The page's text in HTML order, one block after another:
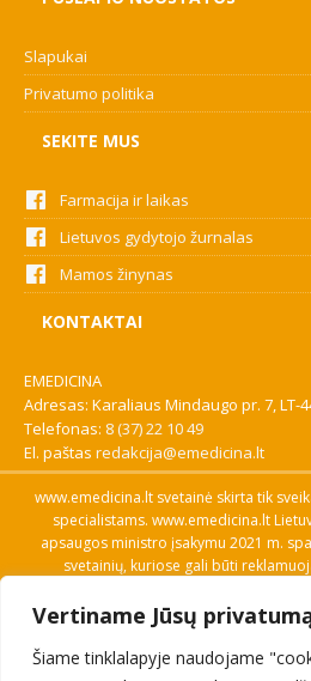
Vertiname Jūsų
Šiame tinklalapyje naudojame
Slapukai
Privatumo politika
SEKITE MUS
Farmacija ir laikas
Lietuvos gydytojo žurnalas
Mamos žinynas
KONTAKTAI
EMEDICINA
Adresas: Karaliaus Mindaugo pr. 7, LT-
Telefonas: 8 (37) 22 10 49
El. paštas redakcija@emedicina.lt
www.emedicina.lt svetainė skirta tik
specialistams. www.emedicina.lt
apsaugos ministro įsakymu 2021 m.
svetainių, kuriose gali būti
savo profesinę kvalifikaciją. Naudingos
pagalbos priemonių kainų paieška,
priežiūros ar farmacijos specialisto